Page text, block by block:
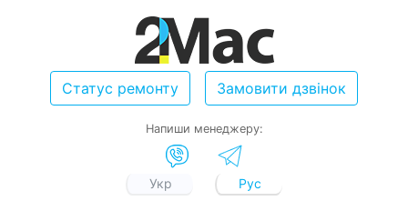
Статус ремонту Замовити дзвінок
Напиши менеджеру:
Укр Рус